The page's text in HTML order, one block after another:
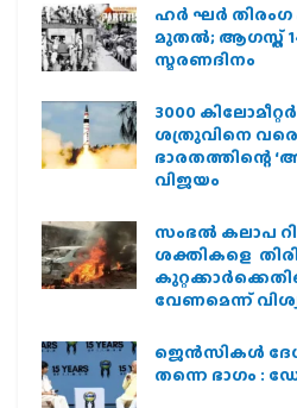
ഹര്‍ ഘര്‍
മുതല്‍; ആഗസ്ത്
സ്മരണദിനം
3000
ശത്രുവിനെ വരെ
ഭാരതത്തിന്റെ
വിജയം
സംഭൽ കലാപ
ശക്തികളെ
വേണമെന്ന്
ജെന്‍സികള്‍
തന്നെ ഭാഗം :